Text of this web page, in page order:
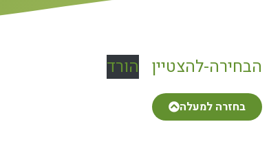
הבחירה-להצטיין הורד
בחזרה למעלה